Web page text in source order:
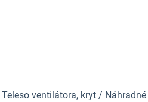
Teleso ventilátora, kryt / Náhradné